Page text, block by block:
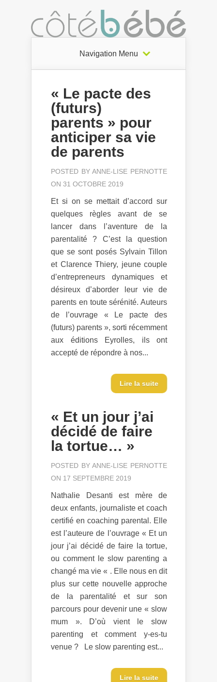
Navigation Menu
« Le pacte des
(futurs)
parents » pour
anticiper sa vie
de parents
POSTED BYANNE-LISE PERNOTTE
ON 31 OCTOBRE 2019
Et si on se mettait d’accord sur
quelques règles avant de se
lancer dans l’aventure de la
parentalité ? C’est la question
que se sont posés Sylvain Tillon
et Clarence Thiery, jeune couple
d’entrepreneurs dynamiques et
désireux d’aborder leur vie de
parents en toute sérénité. Auteurs
de l’ouvrage « Le pacte des
(futurs) parents », sorti récemment
aux éditions Eyrolles, ils ont
accepté de répondre à nos...
Lire la suite
« Et un jour j’ai
décidé de faire
la tortue… »
POSTED BYANNE-LISE PERNOTTE
ON 17 SEPTEMBRE 2019
Nathalie Desanti est mère de
deux enfants, journaliste et coach
certifié en coaching parental. Elle
est l’auteure de l’ouvrage « Et un
jour j’ai décidé de faire la tortue,
ou comment le slow parenting a
changé ma vie « . Elle nous en dit
plus sur cette nouvelle approche
de la parentalité et sur son
parcours pour devenir une « slow
mum ». D’où vient le slow
parenting et comment y-es-tu
venue ? Le slow parenting est...
Lire la suite